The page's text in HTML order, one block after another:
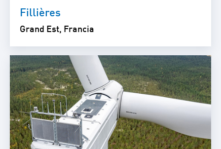
Fillières
Grand Est, Francia